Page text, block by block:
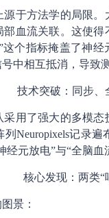
于方法学的局限
血流关联。这使
这个指标掩盖了神
中相互抵消，导致
技术突破：同步、
用了强大的多模
Neuropixels记录
元放电”与“全脑血
核心发现：两类“
景：